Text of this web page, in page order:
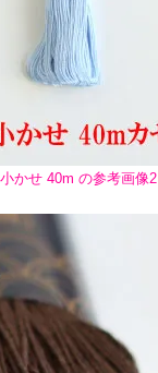
かせ 40m の参考画像2